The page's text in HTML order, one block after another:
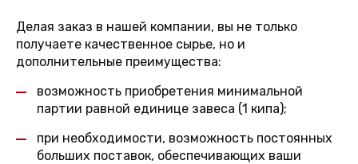
Делая заказ в нашей компании, вы не только
получаете качественное сырье, но и
дополнительные преимущества:
возможность приобретения минимальной
партии равной единице завеса (1 кипа);
при необходимости, возможность постоянных
больших поставок, обеспечивающих ваши